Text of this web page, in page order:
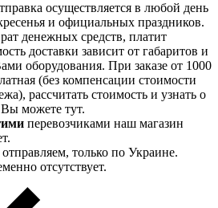
осуществляется в любой день
и официальных праздников.
денежных средств, платит
доставки зависит от габаритов и
оборудования. При заказе от 1000
(без компенсации стоимости
рассчитать стоимость и узнать о
можете тут.
перевозчиками наш магазин
только по Украине.
отсутствует.